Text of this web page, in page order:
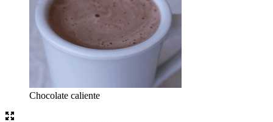
Chocolate caliente